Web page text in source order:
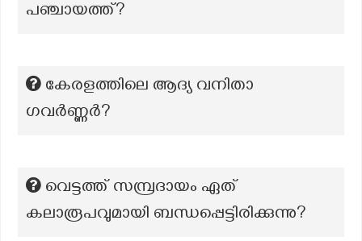
പഞ്ചായത്ത്?
കേരളത്തിലെ ആദ്യ വനിതാ
ഗവർണ്ണർ?
വെട്ടത്ത് സമ്പ്രദായം ഏത്
കലാരൂപവുമായി ബന്ധപ്പെട്ടിരിക്കുന്നു?